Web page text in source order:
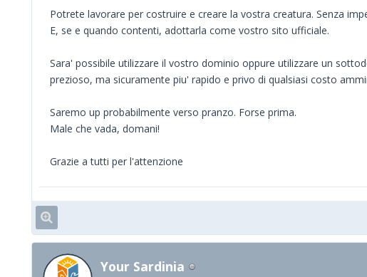
Potrete lavorare per costruire e creare la vostra creatura. Senza
E, se e quando contenti, adottarla come vostro sito ufficiale.
Sara' possibile utilizzare il vostro dominio oppure utilizzare un
prezioso, ma sicuramente piu' rapido e privo di qualsiasi costo
Saremo up probabilmente verso pranzo. Forse prima.
Male che vada, domani!
Grazie a tutti per l'attenzione
Your Sardinia